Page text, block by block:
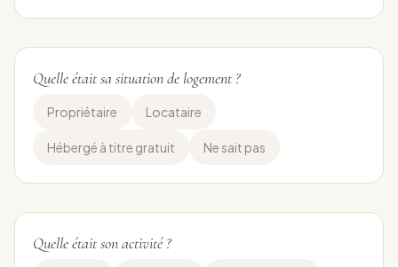
Quelle était sa situation de logement ?
Propriétaire Locataire
Hébergé à titre gratuit Ne sait pas
Quelle était son activité ?